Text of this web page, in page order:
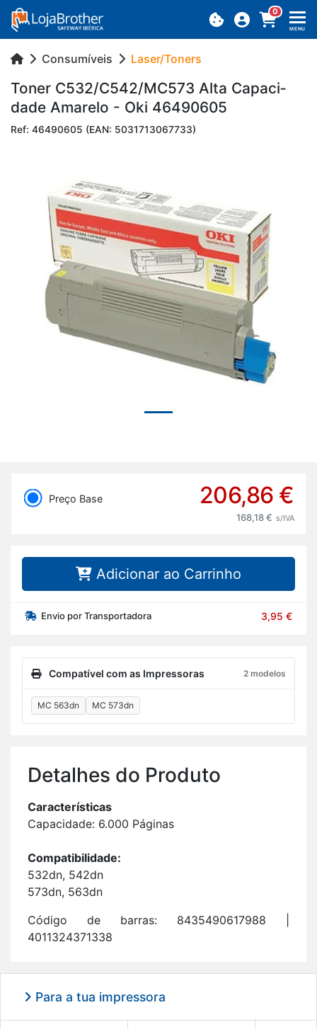
0
MENU
Consumíveis Laser/Toners
Toner C532/C542/MC573 Alta Ca­pa­ci­
dade Ama­relo - Oki 46490605
Ref: 46490605 (EAN: 5031713067733)
Previous
Preço Base 206,86 €
168,18 € s/IVA
Adicionar ao Carrinho
Envio por Transportadora 3,95 €
Compatível com as Impressoras 2 modelos
MC 563dn MC 573dn
De­ta­lhes do Pro­duto
Ca­rac­te­rís­ticas
Ca­pa­ci­dade: 6.000 Pá­ginas
Com­pa­ti­bi­li­dade:
532dn, 542dn
573dn, 563dn
Có­digo de barras: 8435490617988 |
4011324371338
Para a tua impressora